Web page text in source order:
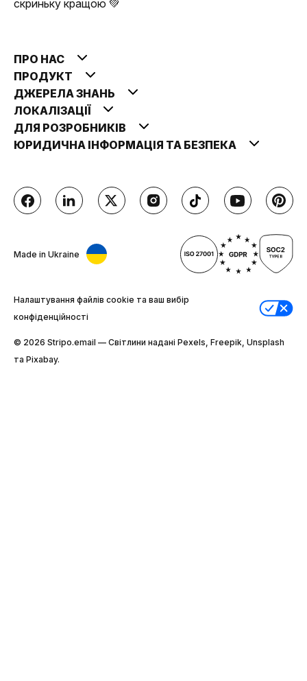
скриньку кращою 💚
ПРО НАС
ПРОДУКТ
ДЖЕРЕЛА ЗНАНЬ
ЛОКАЛІЗАЦІЇ
ДЛЯ РОЗРОБНИКІВ
ЮРИДИЧНА ІНФОРМАЦІЯ ТА БЕЗПЕКА
Made in Ukraine
Налаштування файлів cookie та ваш вибір
конфіденційності
© 2026 Stripо.email — Світлини надані Pexels, Freepik, Unsplash
та Pixabay.